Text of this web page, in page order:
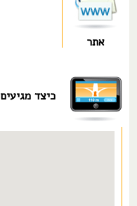
אתר
כיצד מגיעים